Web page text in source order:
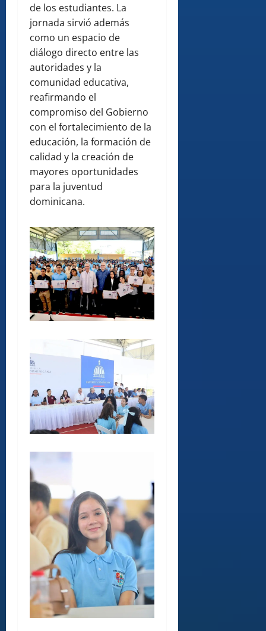
de los estudiantes. La
jornada sirvió además
como un espacio de
diálogo directo entre las
autoridades y la
comunidad educativa,
reafirmando el
compromiso del Gobierno
con el fortalecimiento de la
educación, la formación de
calidad y la creación de
mayores oportunidades
para la juventud
dominicana.